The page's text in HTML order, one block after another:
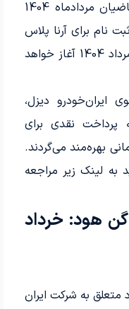
توسط ایران خودرو دیزل برای متقاضیان مردادماه 1404
نام برای آرنا پلاس
از ساعت 10 صبح روز سه‌شنبه 14 مرداد 1404 آغاز خواهد
دیزل،
پرداخت نقدی برای
۵۰ میلیون تومانی بهره‌مند می‌گردند.
به لینک زیر مراجعه
هود: خرداد
متعلق به شرکت ایران